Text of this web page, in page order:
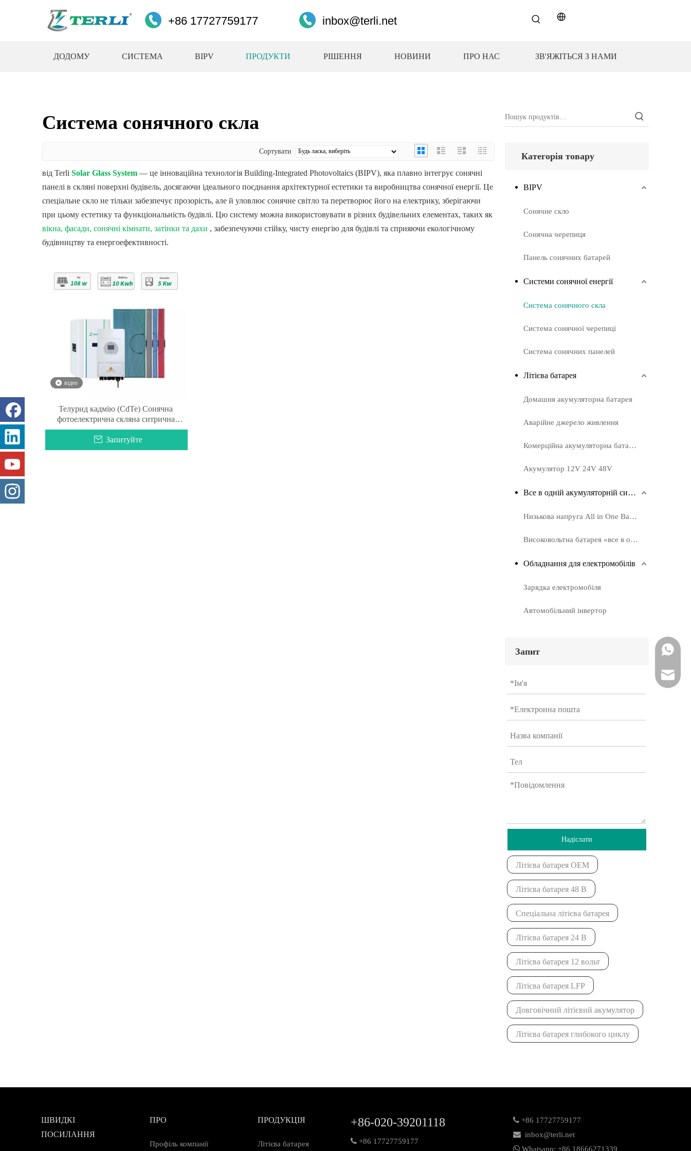
+86 17727759177 inbox@terli.net
ДОДОМУ СИСТЕМА BIPV ПРОДУКТИ РІШЕННЯ НОВИНИ ПРО НАС ЗВ'ЯЖІТЬСЯ З НАМИ
Система сонячного скла
Сортувати
від Terli Solar Glass System — це інноваційна технологія Building-Integrated Photovoltaics (BIPV), яка плавно інтегрує сонячні
панелі в скляні поверхні будівель, досягаючи ідеального поєднання архітектурної естетики та виробництва сонячної енергії. Це
спеціальне скло не тільки забезпечує прозорість, але й уловлює сонячне світло та перетворює його на електрику, зберігаючи
при цьому естетику та функціональність будівлі. Цю систему можна використовувати в різних будівельних елементах, таких як
вікна, фасади, сонячні кімнати, затінки та дахи , забезпечуючи стійку, чисту енергію для будівлі та сприяючи екологічному
будівництву та енергоефективності.
відео
Телурид кадмію (CdTe) Сонячна
фотоелектрична скляна ситрична
скляна система Тонкоплівкова сонячна
скляна панель
Запитуйте
Категорія товару
BIPV
Сонячне скло
Сонячна черепиця
Панель сонячних батарей
Системи сонячної енергії
Система сонячного скла
Система сонячної черепиці
Система сонячних панелей
Літієва батарея
Домашня акумуляторна батарея
Аварійне джерело живлення
Комерційна акумуляторна батарея
Акумулятор 12V 24V 48V
Все в одній акумуляторній системі
Низькова напруга All in One Battery
Високовольтна батарея «все в одному».
Обладнання для електромобілів
Зарядка електромобіля
Автомобільний інвертор
Запит
Надіслати
Літієва батарея OEM
Літієва батарея 48 В
Спеціальна літієва батарея
Літієва батарея 24 В
Літієва батарея 12 вольт
Літієва батарея LFP
Довговічний літієвий акумулятор
Літієва батарея глибокого циклу
ШВИДКІ
ПОСИЛАННЯ
ПРО
Профіль компанії
ПРОДУКЦІЯ
Літієва батарея
+86-020-39201118
+86 17727759177
+86 17727759177
inbox@terli.net
Whatsapp: +86 18666271339